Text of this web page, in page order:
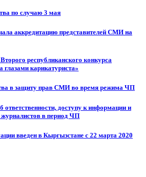
по случаю 3 мая
аккредитацию представителей СМИ на
республиканского конкурса
глазами карикатуриста»
в защиту прав СМИ во время режима ЧП
доступу к информации и
в период ЧП
введен в Кыргызстане с 22 марта 2020